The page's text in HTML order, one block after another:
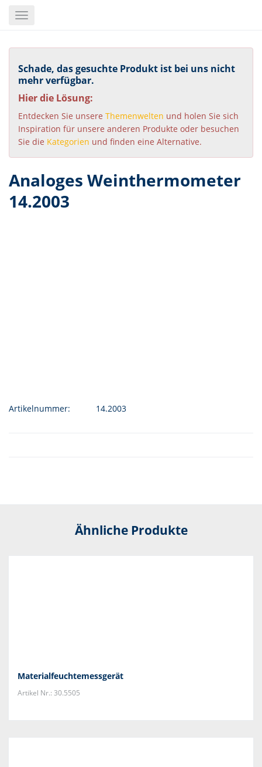
content
Toggle
Schade, das gesuchte Produkt ist bei uns nicht
mehr verfügbar.
Hier die Lösung:
Entdecken Sie unsere Themenwelten und holen Sie sich
Inspiration für unsere anderen Produkte oder besuchen
Sie die Kategorien und finden eine Alternative.
Analoges Weinthermometer
14.2003
Artikelnummer: 14.2003
Ähnliche Produkte
Materialfeuchtemessgerät
Artikel Nr.: 30.5505